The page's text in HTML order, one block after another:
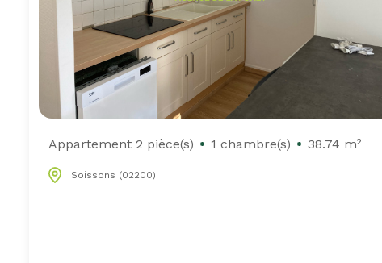
Appartement 2 pièce(s) 1 chambre(s) 38.74 m²
Soissons (02200)